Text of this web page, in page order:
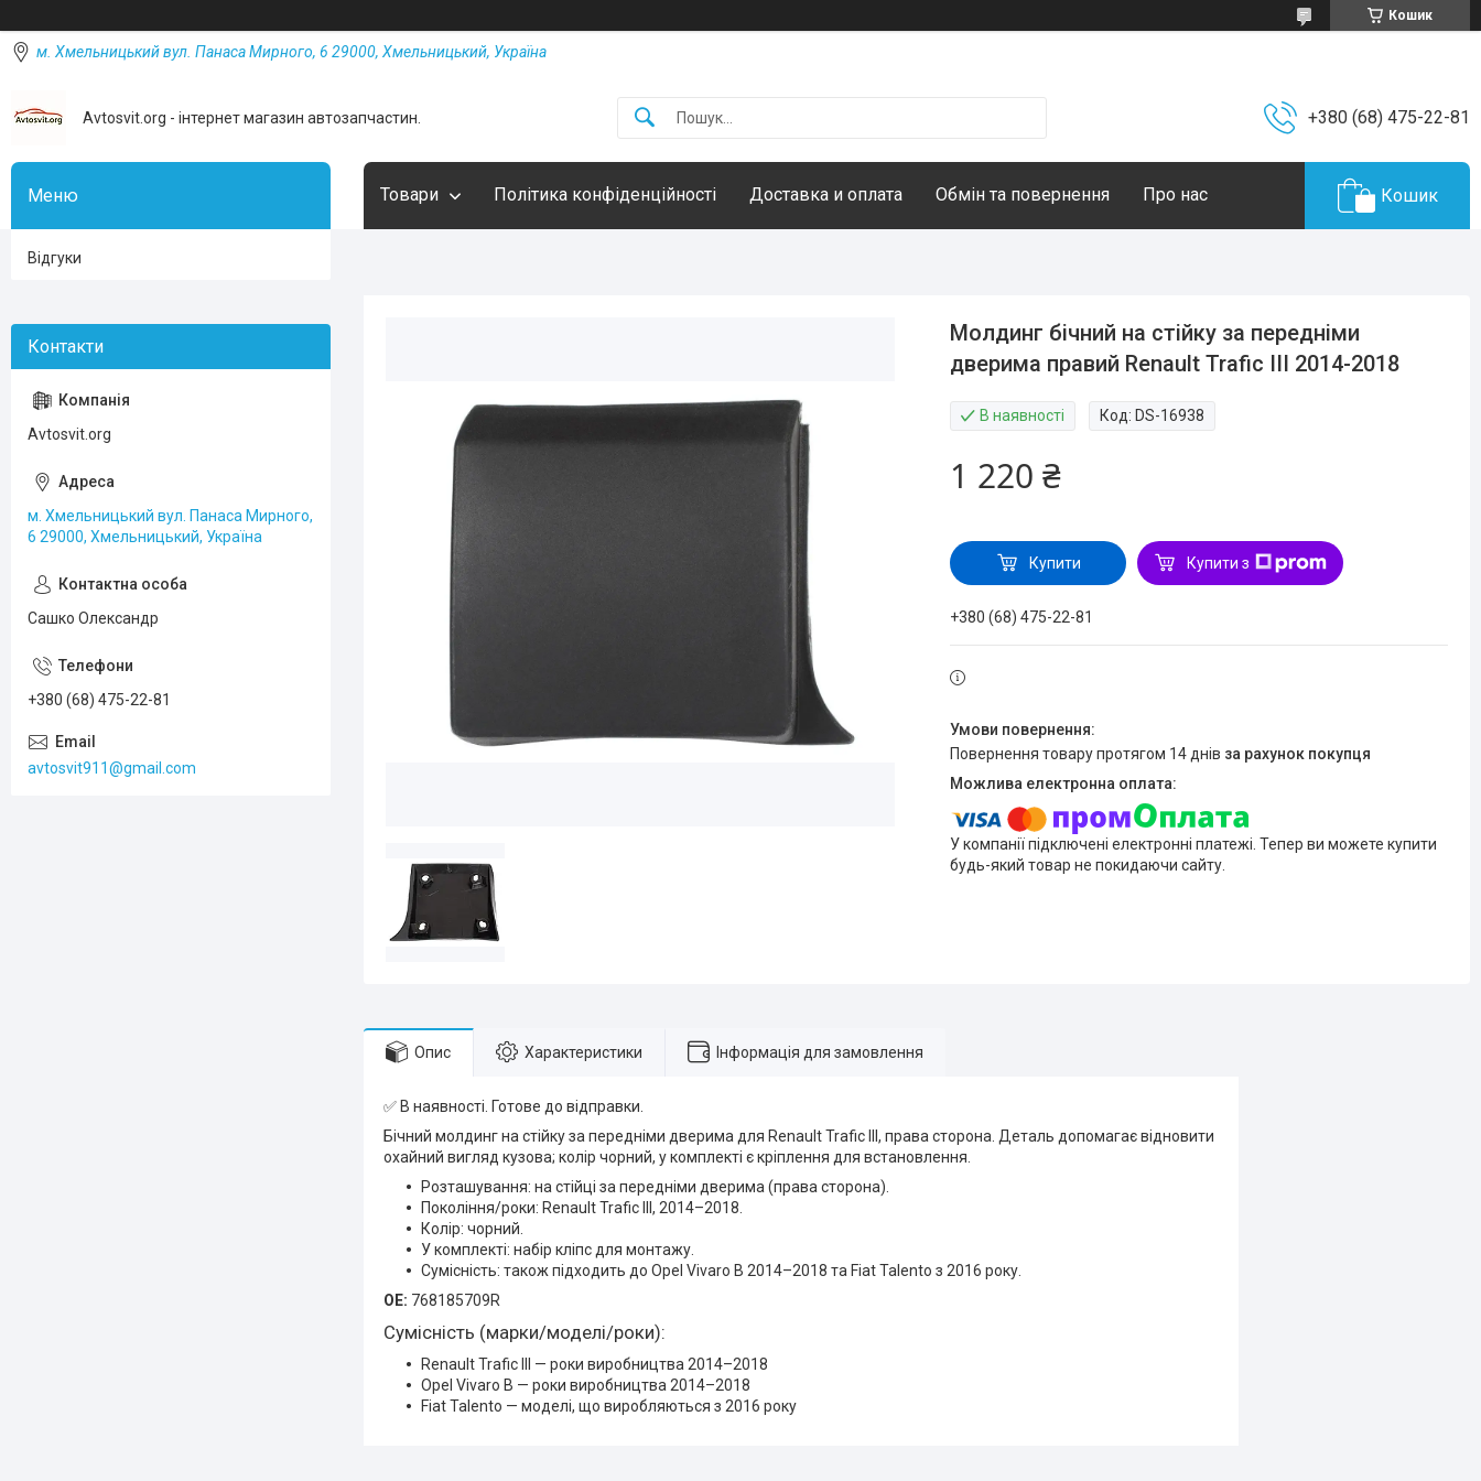
Кошик
м. Хмельницький вул. Панаса Мирного, 6 29000, Хмельницький, Україна
Avtosvit.org - інтернет магазин автозапчастин. +380 (68) 475-22-81
Товари Політика конфіденційності Доставка и оплата Обмін та повернення Про нас Кошик
Молдинг бічний на стійку за передніми
дверима правий Renault Trafic III 2014-2018
В наявності Код: DS-16938
1 220 ₴
Купити Купити з
+380 (68) 475-22-81
повернення товару протягом 14 днів за рахунок покупця
У компанії підключені електронні платежі. Тепер ви можете купити
будь-який товар не покидаючи сайту.
Опис Характеристики Інформація для замовлення
✅ В наявності. Готове до відправки.
Бічний молдинг на стійку за передніми дверима для Renault Trafic III, права сторона. Деталь допомагає відновити
охайний вигляд кузова; колір чорний, у комплекті є кріплення для встановлення.
Розташування: на стійці за передніми дверима (права сторона).
Покоління/роки: Renault Trafic III, 2014–2018.
Колір: чорний.
У комплекті: набір кліпс для монтажу.
Сумісність: також підходить до Opel Vivaro B 2014–2018 та Fiat Talento з 2016 року.
OE: 768185709R
Сумісність (марки/моделі/роки):
Renault Trafic III — роки виробництва 2014–2018
Opel Vivaro B — роки виробництва 2014–2018
Fiat Talento — моделі, що виробляються з 2016 року
Відгуки
Avtosvit.org
м. Хмельницький вул. Панаса Мирного,
6 29000, Хмельницький, Україна
Сашко Олександр
+380 (68) 475-22-81
avtosvit911@gmail.com